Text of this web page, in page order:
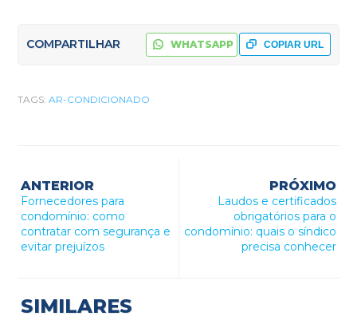
COMPARTILHAR COPIAR URL
WHATSAPP
TAGS:AR-CONDICIONADO
ANTERIOR
Fornecedores para
condomínio: como
contratar com segurança e
evitar prejuízos
PRÓXIMO
Laudos e certificados
obrigatórios para o
condomínio: quais o síndico
precisa conhecer
SIMILARES